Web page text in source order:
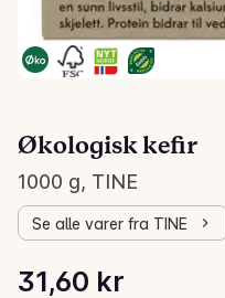
Økologisk kefir
1000 g, TINE
Se alle varer fra TINE
31,60 kr
Stykkpris: 31,60 kr /kg